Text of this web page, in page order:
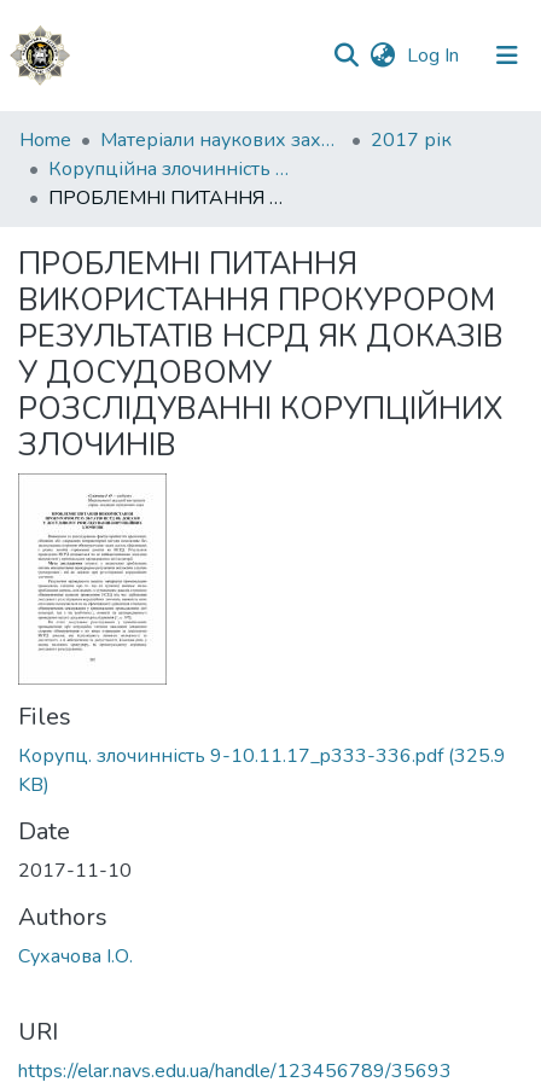
Log In (current)
Communities
&
Collections
Statistics
Home Матеріали наукових заходів
2017 рік
Корупційна злочинність у міжнародному вимірі: форми, методи та засоби протидії
ПРОБЛЕМНІ ПИТАННЯ ВИКОРИСТАННЯ ПРОКУРОРОМ РЕЗУЛЬТАТІВ НСРД ЯК ДОКАЗІВ У ДОСУДОВОМУ РОЗСЛІДУВАННІ КОРУПЦІЙНИХ ЗЛОЧИНІВ
ПРОБЛЕМНІ ПИТАННЯ
ВИКОРИСТАННЯ ПРОКУРОРОМ
РЕЗУЛЬТАТІВ НСРД ЯК ДОКАЗІВ
У ДОСУДОВОМУ
РОЗСЛІДУВАННІ КОРУПЦІЙНИХ
ЗЛОЧИНІВ
Files
Корупц. злочинність 9-10.11.17_p333-336.pdf(325.9
KB)
Date
2017-11-10
Authors
Сухачова І.О.
URI
https://elar.navs.edu.ua/handle/123456789/35693